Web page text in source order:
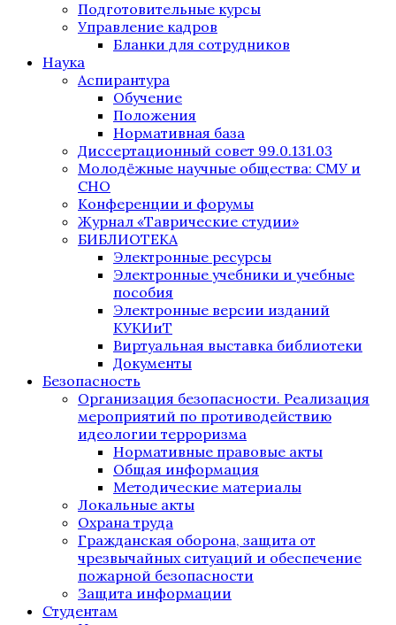
Подготовительные курсы
Управление кадров
Бланки для сотрудников
Наука
Аспирантура
Обучение
Положения
Нормативная база
Диссертационный совет 99.0.131.03
Молодёжные научные общества: СМУ и
СНО
Конференции и форумы
Журнал «Таврические студии»
БИБЛИОТЕКА
Электронные ресурсы
Электронные учебники и учебные
пособия
Электронные версии изданий
КУКИиТ
Виртуальная выставка библиотеки
Документы
Безопасность
Организация безопасности. Реализация
мероприятий по противодействию
идеологии терроризма
Нормативные правовые акты
Общая информация
Методические материалы
Локальные акты
Охрана труда
Гражданская оборона, защита от
чрезвычайных ситуаций и обеспечение
пожарной безопасности
Защита информации
Студентам